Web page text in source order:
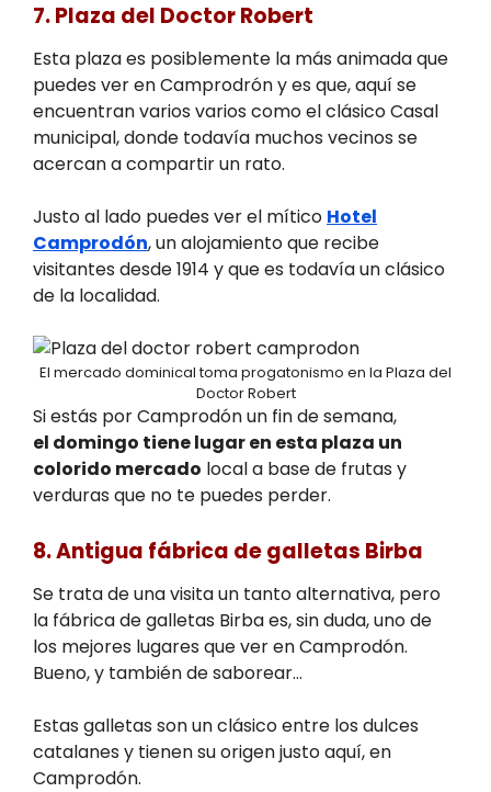
7. Plaza del Doctor Robert
Esta plaza es posiblemente la más animada que
puedes ver en Camprodrón y es que, aquí se
encuentran varios varios como el clásico Casal
municipal, donde todavía muchos vecinos se
acercan a compartir un rato.
Justo al lado puedes ver el mítico Hotel
Camprodón, un alojamiento que recibe
visitantes desde 1914 y que es todavía un clásico
de la localidad.
El mercado dominical toma progatonismo en la Plaza del
Doctor Robert
Si estás por Camprodón un fin de semana,
el domingo tiene lugar en esta plaza un
colorido mercado local a base de frutas y
verduras que no te puedes perder.
8. Antigua fábrica de galletas Birba
Se trata de una visita un tanto alternativa, pero
la fábrica de galletas Birba es, sin duda, uno de
los mejores lugares que ver en Camprodón.
Bueno, y también de saborear…
Estas galletas son un clásico entre los dulces
catalanes y tienen su origen justo aquí, en
Camprodón.